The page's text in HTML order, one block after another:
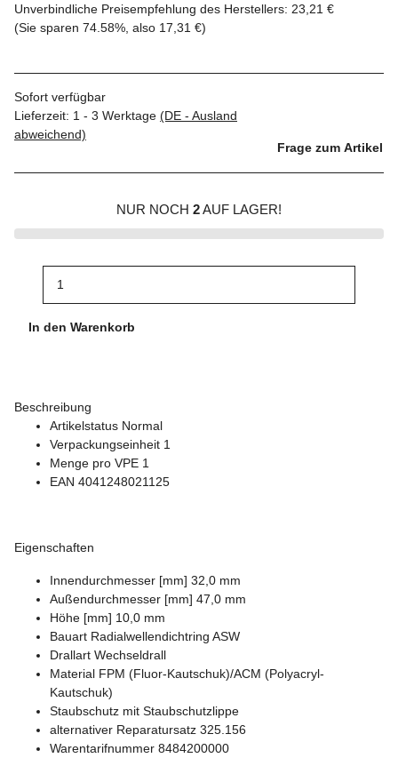
Unverbindliche Preisempfehlung des Herstellers: 23,21 €
(Sie sparen 74.58% , also 17,31 €)
Sofort verfügbar
Lieferzeit: 1 - 3 Werktage (DE - Ausland
abweichend)
Frage zum Artikel
NUR NOCH 2AUF LAGER!
In den Warenkorb
Beschreibung
Artikelstatus Normal
Verpackungseinheit 1
Menge pro VPE 1
EAN 4041248021125
Eigenschaften
Innendurchmesser [mm] 32,0 mm
Außendurchmesser [mm] 47,0 mm
Höhe [mm] 10,0 mm
Bauart Radialwellendichtring ASW
Drallart Wechseldrall
Material FPM (Fluor-Kautschuk)/ACM (Polyacryl-
Kautschuk)
Staubschutz mit Staubschutzlippe
alternativer Reparatursatz 325.156
Warentarifnummer 8484200000